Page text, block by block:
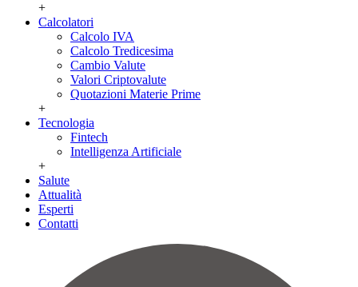
+
Calcolatori
Calcolo IVA
Calcolo Tredicesima
Cambio Valute
Valori Criptovalute
Quotazioni Materie Prime
+
Tecnologia
Fintech
Intelligenza Artificiale
+
Salute
Attualità
Esperti
Contatti